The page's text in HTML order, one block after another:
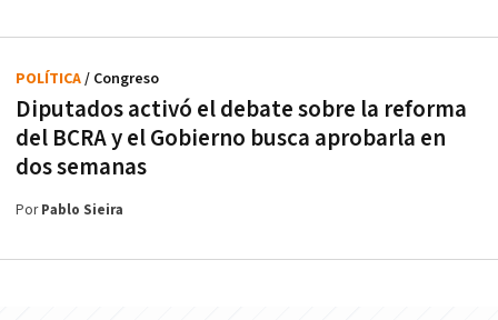
Diputados activó el debate sobre la reforma
del BCRA y el Gobierno busca aprobarla en
dos semanas
POLÍTICA/ Congreso
PorPablo Sieira